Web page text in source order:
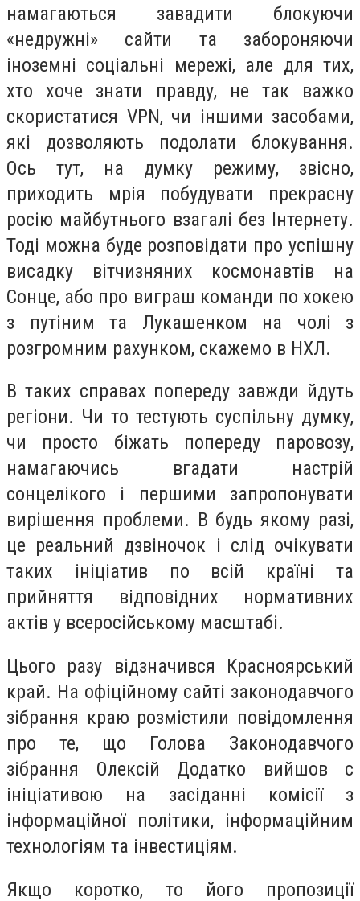
намагаються завадити блокуючи
«недружні» сайти та забороняючи
іноземні соціальні мережі, але для тих,
хто хоче знати правду, не так важко
скористатися VPN, чи іншими засобами,
які дозволяють подолати блокування.
Ось тут, на думку режиму, звісно,
приходить мрія побудувати прекрасну
росію майбутнього взагалі без Інтернету.
Тоді можна буде розповідати про успішну
висадку вітчизняних космонавтів на
Сонце, або про виграш команди по хокею
з путіним та Лукашенком на чолі з
розгромним рахунком, скажемо в НХЛ.
В таких справах попереду завжди йдуть
регіони. Чи то тестують суспільну думку,
чи просто біжать попереду паровозу,
намагаючись вгадати настрій
сонцелікого і першими запропонувати
вирішення проблеми. В будь якому разі,
це реальний дзвіночок і слід очікувати
таких ініціатив по всій країні та
прийняття відповідних нормативних
актів у всеросійському масштабі.
Цього разу відзначився Красноярський
край. На офіційному сайті законодавчого
зібрання краю розмістили повідомлення
про те, що Голова Законодавчого
зібрання Олексій Додатко вийшов с
ініціативою на засіданні комісії з
інформаційної політики, інформаційним
технологіям та інвестиціям.
Якщо коротко, то його пропозиції